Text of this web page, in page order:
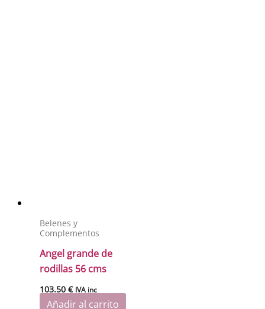
Belenes y
Complementos
Angel grande de
rodillas 56 cms
103.50€ IVA inc
Añadir al carrito